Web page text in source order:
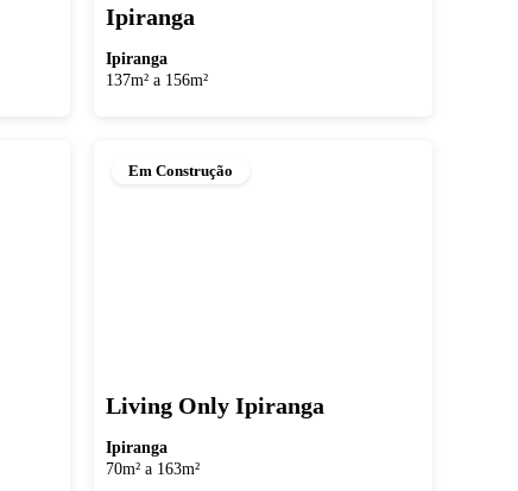
Ipiranga
Ipiranga
137m² a 156m²
Em Construção
Living Only Ipiranga
Ipiranga
70m² a 163m²